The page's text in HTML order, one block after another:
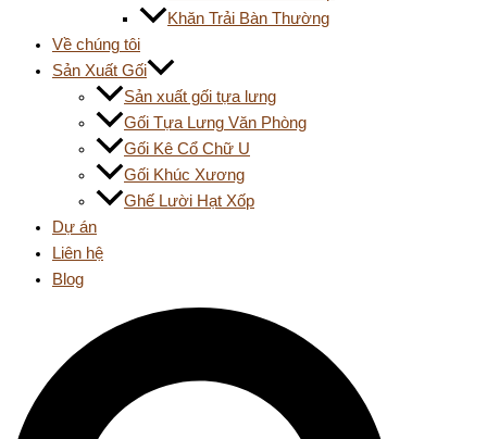
Khăn Trải Bàn Thường
Về chúng tôi
Sản Xuất Gối
Sản xuất gối tựa lưng
Gối Tựa Lưng Văn Phòng
Gối Kê Cổ Chữ U
Gối Khúc Xương
Ghế Lười Hạt Xốp
Dự án
Liên hệ
Blog